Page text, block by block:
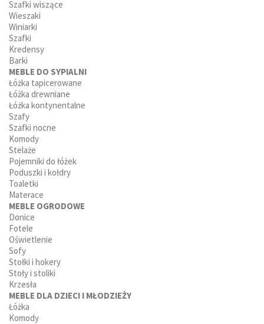
Szafki wiszące
Wieszaki
Winiarki
Szafki
Kredensy
Barki
MEBLE DO SYPIALNI
Łóżka tapicerowane
Łóżka drewniane
Łóżka kontynentalne
Szafy
Szafki nocne
Komody
Stelaże
Pojemniki do łóżek
Poduszki i kołdry
Toaletki
Materace
MEBLE OGRODOWE
Donice
Fotele
Oświetlenie
Sofy
Stołki i hokery
Stoły i stoliki
Krzesła
MEBLE DLA DZIECI I MŁODZIEŻY
Łóżka
Komody